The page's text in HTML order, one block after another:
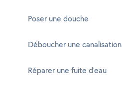
Poser une douche
Déboucher une canalisation
Réparer une fuite d'eau